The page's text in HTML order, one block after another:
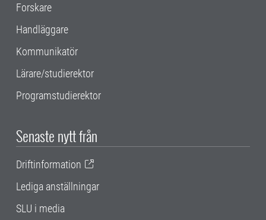
Forskare
Handläggare
Kommunikatör
Lärare/studierektor
Programstudierektor
Senaste nytt från
Driftinformation
Lediga anställningar
SLU i media